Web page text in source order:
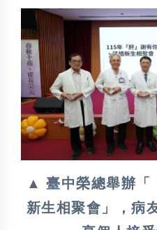
▲ 臺中榮總舉辦「
新生相聚會」，病